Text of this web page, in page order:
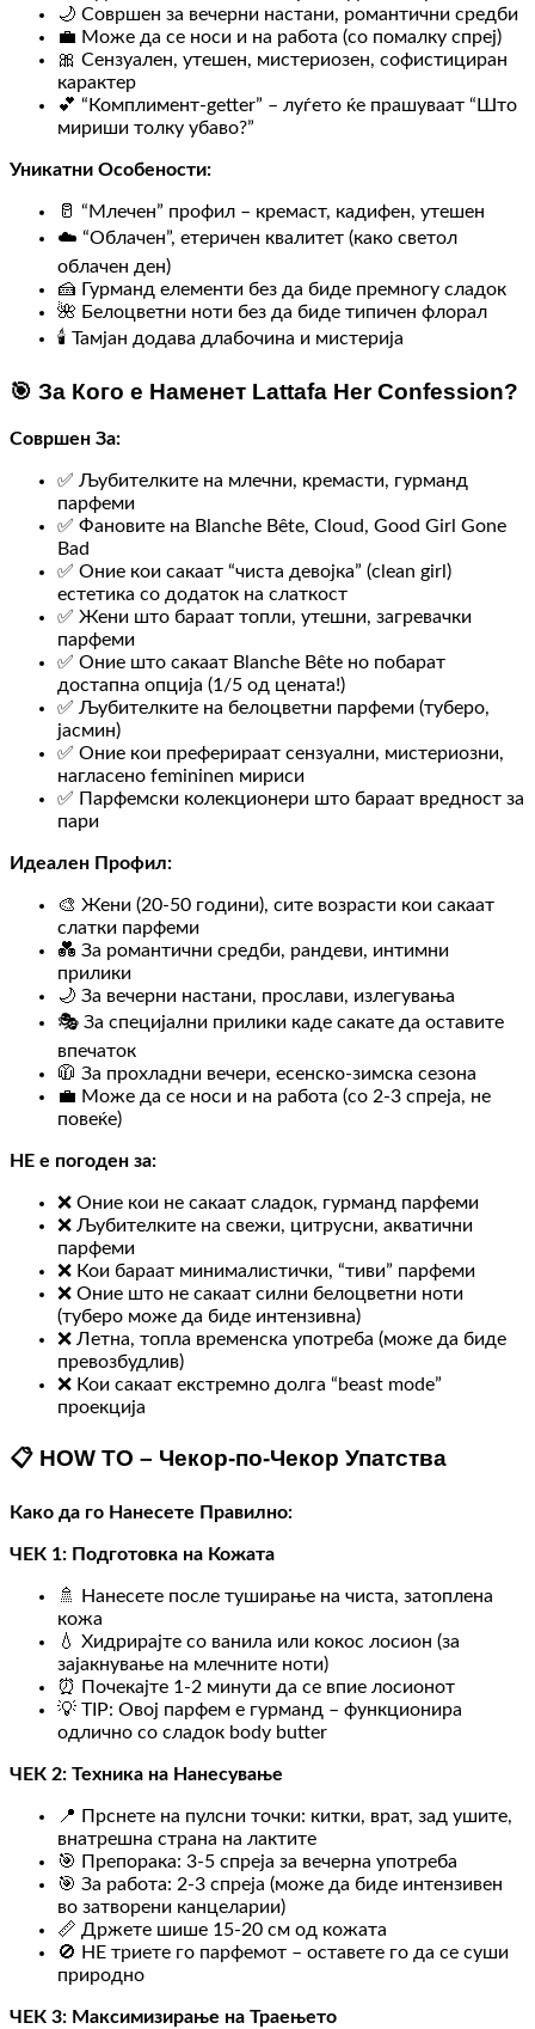
🌙 Совршен за вечерни настани, романтични средби
💼 Може да се носи и на работа (со помалку спреј)
🎀 Сензуален, утешен, мистериозен, софистициран
карактер
💕 “Комплимент-getter” – луѓето ќе прашуваат “Што
мириши толку убаво?”
Уникатни Особености:
🥛 “Млечен” профил – кремаст, кадифен, утешен
☁️ “Облачен”, етеричен квалитет (како светол
облачен ден)
🍰 Гурманд елементи без да биде премногу сладок
🌺 Белоцветни ноти без да биде типичен флорал
🕯️ Тамјан додава длабочина и мистерија
🎯 За Кого е Наменет Lattafa Her Confession?
Совршен За:
✅ Љубителките на млечни, кремасти, гурманд
парфеми
✅ Фановите на Blanche Bête, Cloud, Good Girl Gone
Bad
✅ Оние кои сакаат “чиста девојка” (clean girl)
естетика со додаток на слаткост
✅ Жени што бараат топли, утешни, загревачки
парфеми
✅ Оние што сакаат Blanche Bête но побарат
достапна опција (1/5 од цената!)
✅ Љубителките на белоцветни парфеми (туберо,
јасмин)
✅ Оние кои преферираат сензуални, мистериозни,
нагласено femininen мириси
✅ Парфемски колекционери што бараат вредност за
пари
Идеален Профил:
🎨 Жени (20-50 години), сите возрасти кои сакаат
слатки парфеми
💑 За романтични средби, рандеви, интимни
прилики
🌙 За вечерни настани, прослави, излегувања
🎭 За специјални прилики каде сакате да оставите
впечаток
🧥 За прохладни вечери, есенско-зимска сезона
💼 Може да се носи и на работа (со 2-3 спреја, не
повеќе)
НЕ е погоден за:
❌ Оние кои не сакаат сладок, гурманд парфеми
❌ Љубителките на свежи, цитрусни, аквaтични
парфеми
❌ Кои бараат минималистички, “тиви” парфеми
❌ Оние што не сакаат силни белоцветни ноти
(туберо може да биде интензивна)
❌ Летна, топла временска употреба (може да биде
превозбудлив)
❌ Кои сакаат екстремно долга “beast mode”
проекција
📋 HOW TO – Чекор-по-Чекор Упатства
Како да го Нанесете Правилно:
ЧЕК 1: Подготовка на Кожата
🚿 Нанесете после туширање на чиста, затоплена
кожа
💧 Хидрирајте со ванила или кокос лосион (за
зајакнување на млечните ноти)
⏰ Почекајте 1-2 минути да се впие лосионот
💡 TIP: Овој парфем е гурманд – функционира
одлично со сладок body butter
ЧЕК 2: Техника на Нанесување
📍 Прснете на пулсни точки: китки, врат, зад ушите,
внатрешна страна на лактите
🎯 Препорака: 3-5 спреја за вечерна употреба
🎯 За работа: 2-3 спреја (може да биде интензивен
во затворени канцеларии)
📏 Држете шише 15-20 см од кожата
🚫 НЕ триете го парфемот – оставете го да се суши
природно
ЧЕК 3: Максимизирање на Траењето